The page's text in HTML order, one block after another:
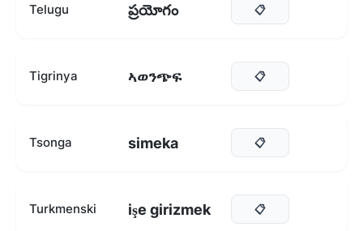
Telugu ప్రయోగం 📋
Tigrinya ኣወንጭፍ 📋
Tsonga simeka 📋
Turkmenski işe girizmek 📋